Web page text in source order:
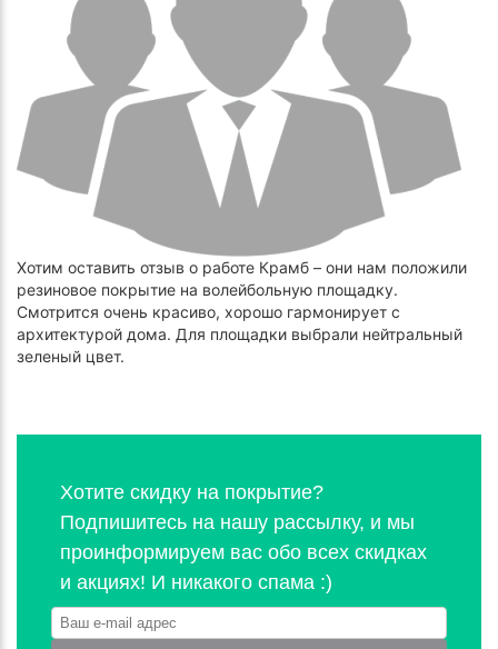
Хотим оставить отзыв о работе Крамб – они нам положили
резиновое покрытие на волейбольную площадку.
Смотрится очень красиво, хорошо гармонирует с
архитектурой дома. Для площадки выбрали нейтральный
зеленый цвет.
Хотите скидку на покрытие?
Подпишитесь на нашу рассылку, и мы
проинформируем вас обо всех скидках
и акциях! И никакого спама :)